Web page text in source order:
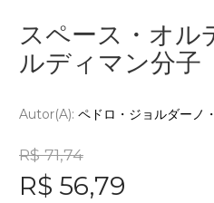
スペース・オ
ルディマン分子
Autor(a): ペドロ・ジョルダーノ
R$ 71,74
R$ 56,79